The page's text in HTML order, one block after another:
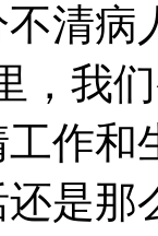
清病
，我
作
是